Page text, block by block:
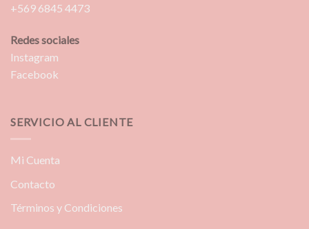
+569 6845 4473
Redes sociales
Instagram
Facebook
SERVICIO AL CLIENTE
Mi Cuenta
Contacto
Términos y Condiciones